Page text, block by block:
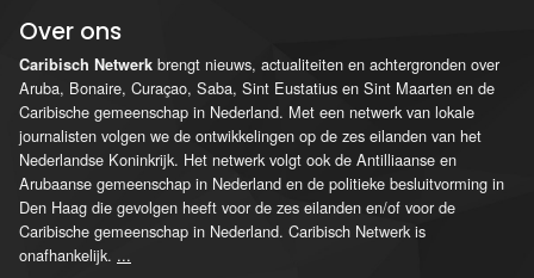
Over ons
Caribisch Netwerk brengt nieuws, actualiteiten en achtergronden over
Aruba, Bonaire, Curaçao, Saba, Sint Eustatius en Sint Maarten en de
Caribische gemeenschap in Nederland. Met een netwerk van lokale
journalisten volgen we de ontwikkelingen op de zes eilanden van het
Nederlandse Koninkrijk. Het netwerk volgt ook de Antilliaanse en
Arubaanse gemeenschap in Nederland en de politieke besluitvorming in
Den Haag die gevolgen heeft voor de zes eilanden en/of voor de
Caribische gemeenschap in Nederland. Caribisch Netwerk is
onafhankelijk. ...